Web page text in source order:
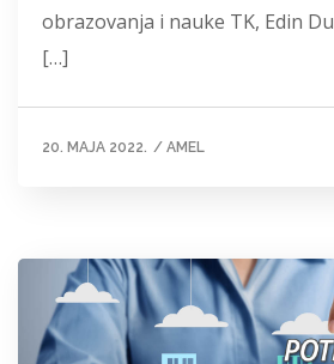
obrazovanja i nauke TK, Edin
[…]
20. MAJA 2022. / AMEL